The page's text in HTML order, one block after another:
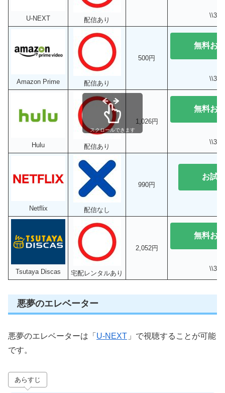
U-NEXT 配信あり
\\31
Amazon Prime 配信あり
500円
無料お
\\30
Hulu 配信あり
1,026円
無料お
\\31
Netflix 配信なし
990円
お試
Tsutaya Discas 宅配レンタルあり
2,052円
無料お
\\30
スクロールできます
悪夢のエレベーター
悪夢のエレベーターは「 U-NEXT 」で視聴することが可能
です。
あらすじ